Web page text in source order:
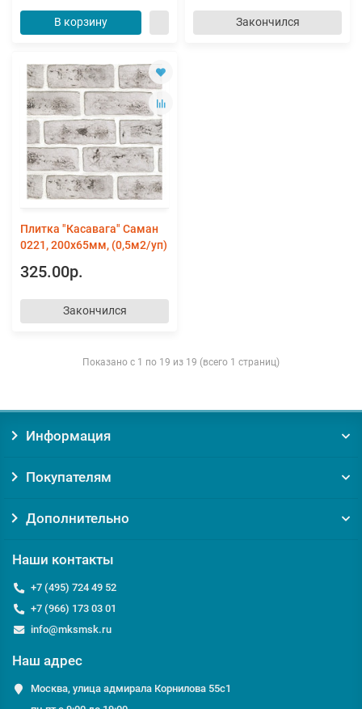
В корзину Закончился
Плитка "Касавага" Саман
0221, 200х65мм, (0,5м2/уп)
325.00р.
Закончился
Показано с 1 по 19 из 19 (всего 1 страниц)
Информация
Покупателям
Дополнительно
Наши контакты
+7 (495) 724 49 52
+7 (966) 173 03 01
info@mksmsk.ru
Наш адрес
Москва, улица адмирала Корнилова 55с1